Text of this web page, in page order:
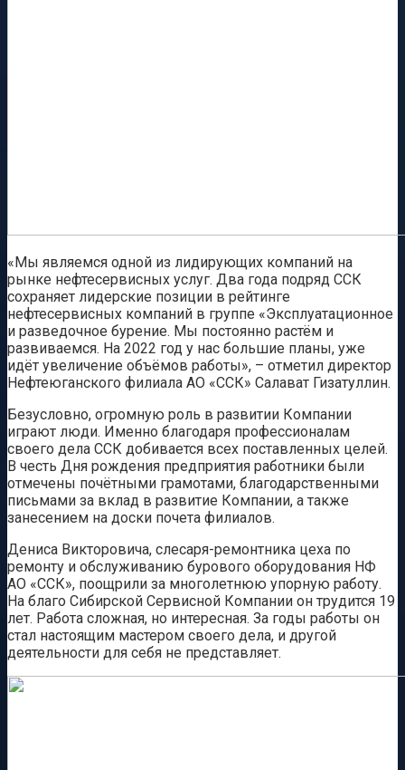
«Мы являемся одной из лидирующих компаний на
рынке нефтесервисных услуг. Два года подряд ССК
сохраняет лидерские позиции в рейтинге
нефтесервисных компаний в группе «Эксплуатационное
и разведочное бурение. Мы постоянно растём и
развиваемся. На 2022 год у нас большие планы, уже
идёт увеличение объёмов работы», – отметил директор
Нефтеюганского филиала АО «ССК» Салават Гизатуллин.
Безусловно, огромную роль в развитии Компании
играют люди. Именно благодаря профессионалам
своего дела ССК добивается всех поставленных целей.
В честь Дня рождения предприятия работники были
отмечены почётными грамотами, благодарственными
письмами за вклад в развитие Компании, а также
занесением на доски почета филиалов.
Дениса Викторовича, слесаря-ремонтника цеха по
ремонту и обслуживанию бурового оборудования НФ
АО «ССК», поощрили за многолетнюю упорную работу.
На благо Сибирской Сервисной Компании он трудится 19
лет. Работа сложная, но интересная. За годы работы он
стал настоящим мастером своего дела, и другой
деятельности для себя не представляет.